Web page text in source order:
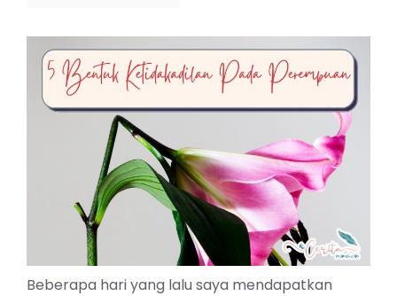
Beberapa hari yang lalu saya mendapatkan